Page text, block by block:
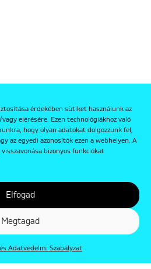
érdekében sütiket használunk az
elérésére. Ezen technológiákhoz való
hogy olyan adatokat dolgozzunk fel,
az egyedi azonosítók ezen a webhelyen. A
bizonyos funkciókat
Elfogad
Megtagad
Adatvédelmi Szabályzat